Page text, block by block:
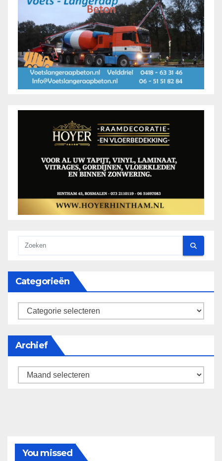
Categorieën
categorieën
Archief
Archief
You missed